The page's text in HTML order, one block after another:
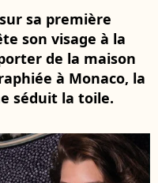
sa première
son visage à la
de la maison
à Monaco, la
séduit la toile.